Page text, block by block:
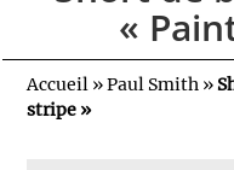
«
Accueil »Paul Smith »
stripe »